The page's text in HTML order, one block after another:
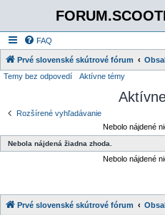
FAQ
Prvé slovenské skútrové fórum
Temy bez odpovedí Aktívne témy
Rozšírené vyhľadávanie
Nebolo nájdené
Nebola nájdená žiadna zhoda.
Nebolo nájdené
Prvé slovenské skútrové fórum